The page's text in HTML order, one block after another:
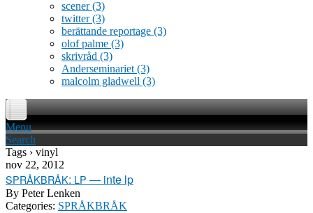
scener(3)
twitter(3)
berättande reportage (3)
olof palme (3)
skrivråd (3)
Anderseminariet (3)
malcolm gladwell (3)
Menu
Search
Tags › vinyl
nov 22, 2012
SPRÅKBRÅK: LP — inte lp
By Peter Lenken
Categories: SPRÅKBRÅK